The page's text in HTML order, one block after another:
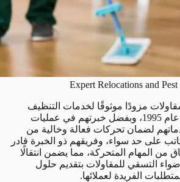
Expert Relocations and
مزودًا موثوقًا لخدمات التنظيف
العميق منذ إنشائها في عام 1995، وبفضل خبرتهم في عمليات
لضمان تحركات فعالة وخالية من
على حد سواء، وفريقهم ذو الخبرة قادر
من المهام المتحركة، مما يضمن انتقالًا
التسقي للمقاولات بتقديم حلول
الفريدة لعملائها.